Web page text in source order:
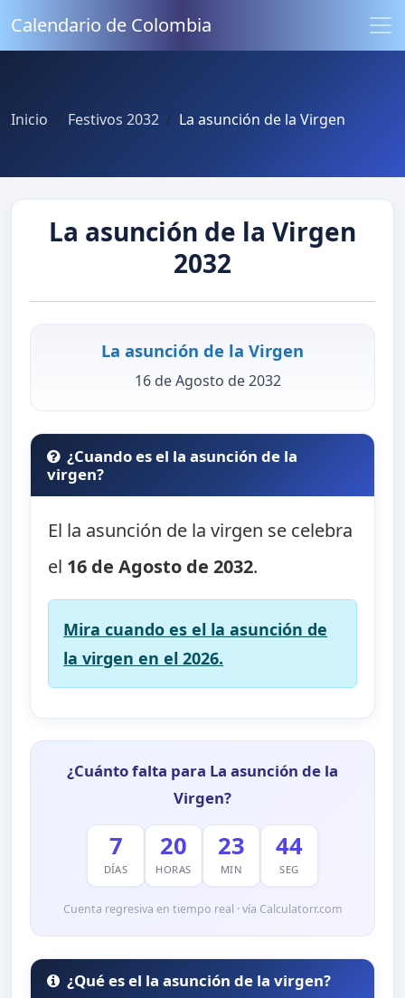
Calendario de Colombia
Inicio Festivos 2032 La asunción de la Virgen
La asunción de la Virgen
2032
La asunción de la Virgen
16 de Agosto de 2032
¿Cuando es el la asunción de la
virgen?
El la asunción de la virgen se celebra
el 16 de Agosto de 2032.
Mira cuando es el la asunción de
la virgen en el 2026.
¿Cuánto falta para La asunción de la
Virgen?
7
DÍAS
20
HORAS
23
MIN
43
SEG
Cuenta regresiva en tiempo real · vía Calculatorr.com
¿Qué es el la asunción de la virgen?